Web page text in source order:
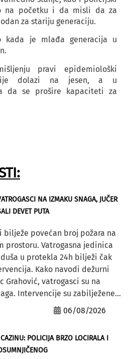
na početku i da misli da za
za stariju generaciju.
kada je mlađa generacija u
pravi epidemiološki
dolazi na jesen, a u
da se prošire kapaciteti za
NA IZMAKU SNAGA, JUČER
DEVET PUTA
bilježe povećan broj požara na
prostoru. Vatrogasna jedinica
u protekla 24h bilježi čak
Kako navodi dežurni
Grahović, vatrogasci su na
Intervencije su zabilježene...
06/08/2026
POLICIJA BRZO LOCIRALA I